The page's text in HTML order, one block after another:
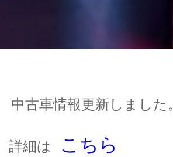
中古車情報更新しました。
詳細は こちら